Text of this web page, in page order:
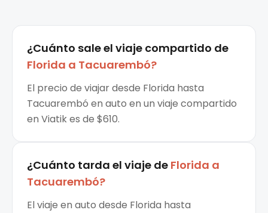
¿Cuánto sale el viaje compartido de
Florida a Tacuarembó?
El precio de viajar desde Florida hasta
Tacuarembó en auto en un viaje compartido
en Viatik es de $610.
¿Cuánto tarda el viaje de Florida a
Tacuarembó?
El viaje en auto desde Florida hasta